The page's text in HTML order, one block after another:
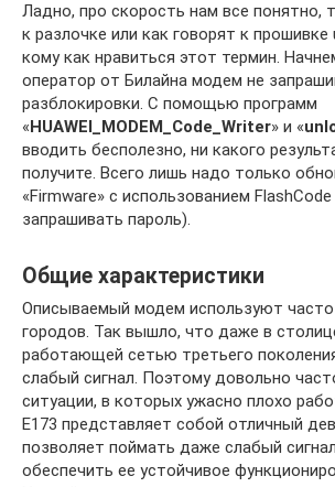
Ладно, про скорость нам все понятно,
к разлочке или как говорят к
кому как нравиться этот термин.
оператор от Билайна модем не
разблокировки. С помощью программ
«HUAWEI_MODEM_Code_Writer» и «
вводить бесполезно, ни какого
получите. Всего лишь надо только
«Firmware» с использованием
запрашивать пароль).
Общие характеристики
Описываемый модем используют
городов. Так вышло, что даже в
работающей сетью третьего
слабый сигнал. Поэтому довольно
ситуации, в которых ужасно плохо
E173 представляет собой отличный
позволяет поймать даже слабый
обеспечить ее устойчивое